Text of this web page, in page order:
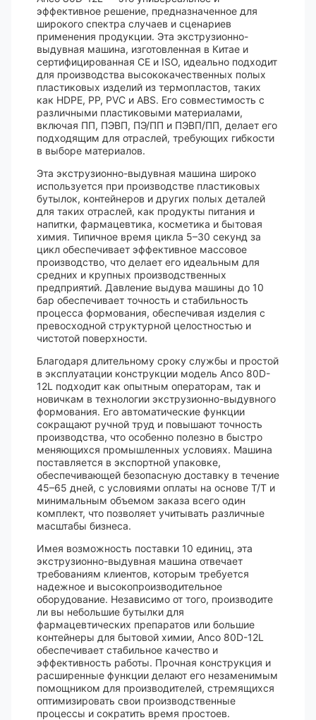
эффективное решение, предназначенное для
широкого спектра случаев и сценариев
применения продукции. Эта экструзионно-
выдувная машина, изготовленная в Китае и
сертифицированная CE и ISO, идеально подходит
для производства высококачественных полых
пластиковых изделий из термопластов, таких
как HDPE, PP, PVC и ABS. Его совместимость с
различными пластиковыми материалами,
включая ПП, ПЭВП, ПЭ/ПП и ПЭВП/ПП, делает его
подходящим для отраслей, требующих гибкости
в выборе материалов.
Эта экструзионно-выдувная машина широко
используется при производстве пластиковых
бутылок, контейнеров и других полых деталей
для таких отраслей, как продукты питания и
напитки, фармацевтика, косметика и бытовая
химия. Типичное время цикла 5–30 секунд за
цикл обеспечивает эффективное массовое
производство, что делает его идеальным для
средних и крупных производственных
предприятий. Давление выдува машины до 10
бар обеспечивает точность и стабильность
процесса формования, обеспечивая изделия с
превосходной структурной целостностью и
чистотой поверхности.
Благодаря длительному сроку службы и простой
в эксплуатации конструкции модель Anco 80D-
12L подходит как опытным операторам, так и
новичкам в технологии экструзионно-выдувного
формования. Его автоматические функции
сокращают ручной труд и повышают точность
производства, что особенно полезно в быстро
меняющихся промышленных условиях. Машина
поставляется в экспортной упаковке,
обеспечивающей безопасную доставку в течение
45–65 дней, с условиями оплаты на основе T/T и
минимальным объемом заказа всего один
комплект, что позволяет учитывать различные
масштабы бизнеса.
Имея возможность поставки 10 единиц, эта
экструзионно-выдувная машина отвечает
требованиям клиентов, которым требуется
надежное и высокопроизводительное
оборудование. Независимо от того, производите
ли вы небольшие бутылки для
фармацевтических препаратов или большие
контейнеры для бытовой химии, Anco 80D-12L
обеспечивает стабильное качество и
эффективность работы. Прочная конструкция и
расширенные функции делают его незаменимым
помощником для производителей, стремящихся
оптимизировать свои производственные
процессы и сократить время простоев.